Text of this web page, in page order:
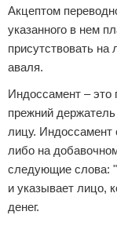
Акцептом
указанного в нем
присутствовать на
аваля.
Индоссамент – это
прежний
лицу. Индоссамент
либо на
следующие слова:
и указывает лицо,
денег.